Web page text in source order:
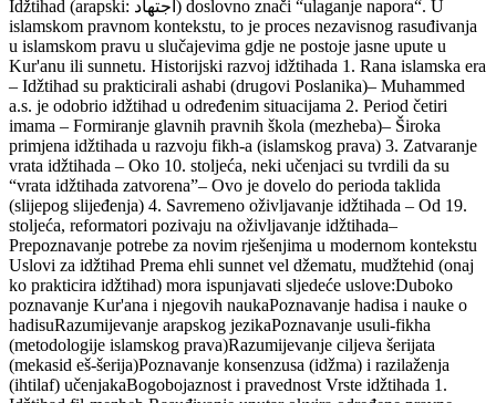
Idžtihad (arapski: اجتهاد) doslovno znači “ulaganje napora“. U
islamskom pravnom kontekstu, to je proces nezavisnog rasuđivanja
u islamskom pravu u slučajevima gdje ne postoje jasne upute u
Kur'anu ili sunnetu. Historijski razvoj idžtihada 1. Rana islamska era
– Idžtihad su prakticirali ashabi (drugovi Poslanika)– Muhammed
a.s. je odobrio idžtihad u određenim situacijama 2. Period četiri
imama – Formiranje glavnih pravnih škola (mezheba)– Široka
primjena idžtihada u razvoju fikh-a (islamskog prava) 3. Zatvaranje
vrata idžtihada – Oko 10. stoljeća, neki učenjaci su tvrdili da su
“vrata idžtihada zatvorena”– Ovo je dovelo do perioda taklida
(slijepog slijeđenja) 4. Savremeno oživljavanje idžtihada – Od 19.
stoljeća, reformatori pozivaju na oživljavanje idžtihada–
Prepoznavanje potrebe za novim rješenjima u modernom kontekstu
Uslovi za idžtihad Prema ehli sunnet vel džematu, mudžtehid (onaj
ko prakticira idžtihad) mora ispunjavati sljedeće uslove:Duboko
poznavanje Kur'ana i njegovih naukaPoznavanje hadisa i nauke o
hadisuRazumijevanje arapskog jezikaPoznavanje usuli-fikha
(metodologije islamskog prava)Razumijevanje ciljeva šerijata
(mekasid eš-šerija)Poznavanje konsenzusa (idžma) i razilaženja
(ihtilaf) učenjakaBogobojaznost i pravednost Vrste idžtihada 1.